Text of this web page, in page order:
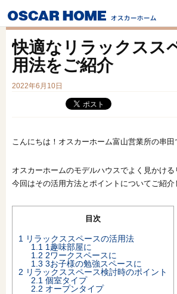
イベント・モデルハウ
フォトギャラリー
販売中の物件
スマートセレクト
土地情報
オンライン相談会
快適なリラックスス
用法をご紹介
2022年6月10日
こんにちは！オスカーホーム富山営業所の串田
オスカーホームのモデルハウスでよく見かける
今回はその活用方法とポイントについてご紹介
目次
1
リラックススペースの活用法
1.1 1趣味部屋に
1.2 2ワークスペースに
1.3 3お子様の勉強スペースに
2 リラックススペース検討時のポイント
2.1 個室タイプ
2.2 オープンタイプ